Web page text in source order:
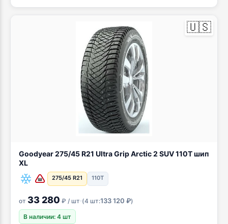
🇺🇸
Goodyear 275/45 R21 Ultra Grip Arctic 2 SUV 110T шип
XL
275/45 R21 110T
от 33 280 ₽ / шт·(4 шт:133 120 ₽)
В наличии: 4 шт